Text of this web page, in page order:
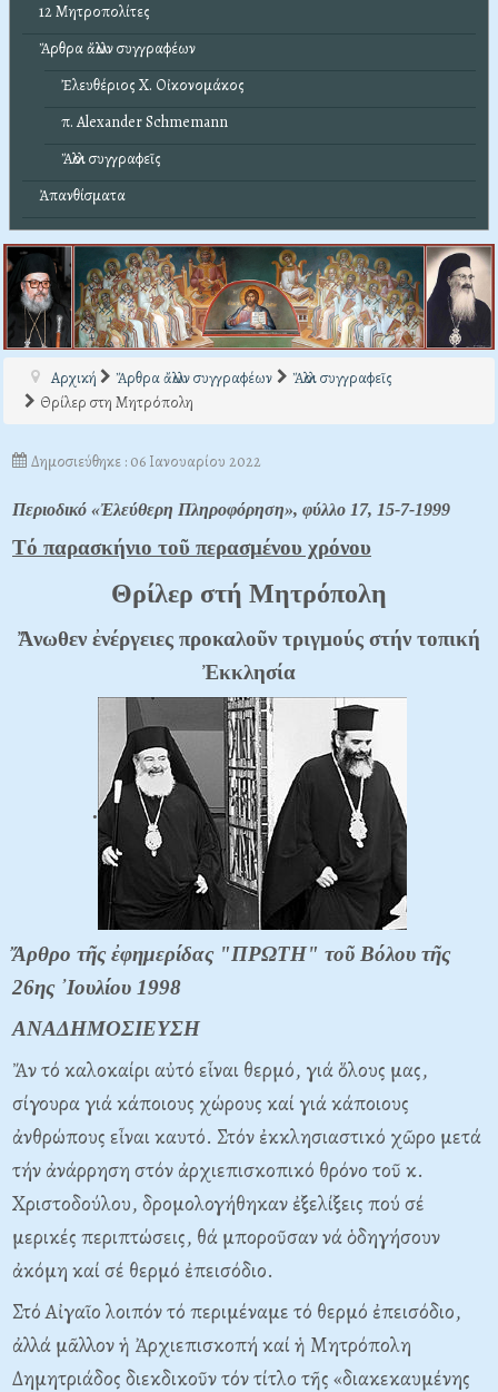
12 Μητροπολίτες
Ἄρθρα ἄλλων συγγραφέων
Ἐλευθέριος Χ. Οἰκονομάκος
π. Alexander Schmemann
Ἄλλοι συγγραφεῖς
Ἀπανθίσματα
Αρχική Ἄρθρα ἄλλων συγγραφέων
Ἄλλοι συγγραφεῖς
Θρίλερ στη Μητρόπολη
Δημοσιεύθηκε : 06 Ιανουαρίου 2022
Περιοδικό «Ἐλεύθερη Πληροφόρηση», φύλλο 17, 15-7-1999
Tό παρασκήνιο τοῦ περασμένου χρόνου
Θρίλερ στή Mητρόπολη
Ἄνωθεν ἐνέργειες προκαλοῦν τριγμούς στήν τοπική
Ἐκκλησία
.
Ἄρθρο τῆς ἐφημερίδας "ΠPΩTH" τοῦ Bόλου τῆς
26ης ᾽Iουλίου 1998
ANAΔHMOΣIEYΣH
Ἄν τό καλοκαίρι αὐτό εἶναι θερμό, γιά ὅλους μας,
σίγουρα γιά κάποιους χώρους καί γιά κάποιους
ἀνθρώπους εἶναι καυτό. Στόν ἐκκλησιαστικό χῶρο μετά
τήν ἀνάρρηση στόν ἀρχιεπισκοπικό θρόνο τοῦ κ.
Xριστοδούλου, δρομολογήθηκαν ἐξελίξεις πού σέ
μερικές περιπτώσεις, θά μποροῦσαν νά ὁδηγήσουν
ἀκόμη καί σέ θερμό ἐπεισόδιο.
Στό Aἰγαῖο λοιπόν τό περιμέναμε τό θερμό ἐπεισόδιο,
ἀλλά μᾶλλον ἡ Ἀρχιεπισκοπή καί ἡ Mητρόπολη
Δημητριάδος διεκδικοῦν τόν τίτλο τῆς «διακεκαυμένης